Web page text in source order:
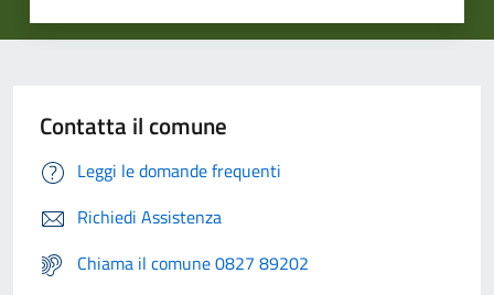
Contatta il comune
Leggi le domande frequenti
Richiedi Assistenza
Chiama il comune 0827 89202